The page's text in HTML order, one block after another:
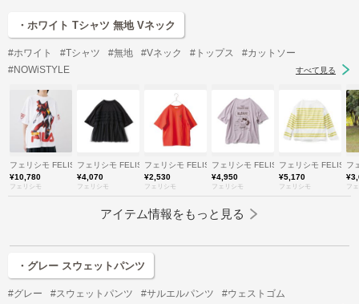
・ホワイト Tシャツ 無地 Vネック
#ホワイト #Tシャツ #無地 #Vネック #トップス
#カットソー
#NOWiSTYLE
すべて見る
フェリシモ FELISSIMO
¥10,780
フェリシモ
フェリシモ FELISSIMO
¥4,070
フェリシモ
フェリシモ FELISSIMO
¥2,530
フェリシモ
フェリシモ FELISSIMO
¥4,950
フェリシモ
フェリシモ
¥5,170
フェリシモ
フ
フ
アイテム情報をもっと見る
・グレー スウェットパンツ
#グレー #スウェットパンツ #サルエルパンツ
#ウェストゴム